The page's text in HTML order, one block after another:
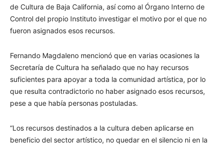
de Cultura de Baja California, así como al Órgano Interno de
Control del propio Instituto investigar el motivo por el que no
fueron asignados esos recursos.
Fernando Magdaleno mencionó que en varias ocasiones la
Secretaría de Cultura ha señalado que no hay recursos
suficientes para apoyar a toda la comunidad artística, por lo
que resulta contradictorio no haber asignado esos recursos,
pese a que había personas postuladas.
“Los recursos destinados a la cultura deben aplicarse en
beneficio del sector artístico, no quedar en el silencio ni en la